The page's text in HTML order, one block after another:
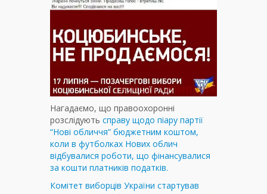
Нагадаємо, що правоохоронні
розслідують справу щодо піару партії
“Нові обличчя” бюджетним коштом,
коли в футболках Нових облич
відбувалися роботи, що фінансувалися
за кошти платників податків.
Комітет виборців України стартував